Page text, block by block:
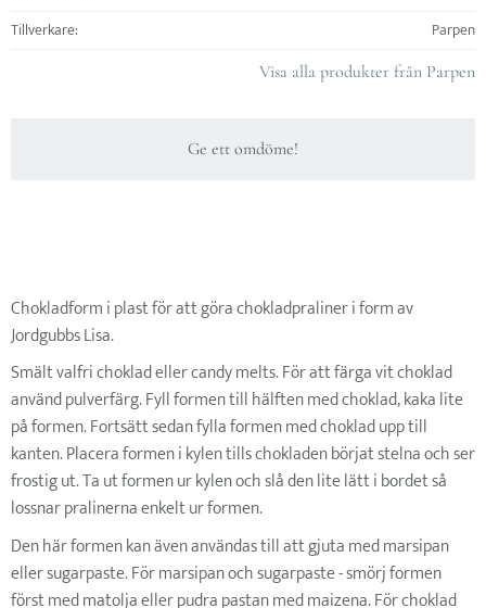
Tillverkare
Parpen
Visa alla produkter från Parpen
Ge ett omdöme!
Chokladform i plast för att göra chokladpraliner i form av
Jordgubbs Lisa.
Smält valfri choklad eller candy melts. För att färga vit choklad
användpulverfärg. Fyll formen till hälften med choklad, kaka lite
på formen. Fortsätt sedan fylla formen med choklad upp till
kanten. Placera formen i kylen tills chokladen börjat stelna och ser
frostig ut. Ta ut formen ur kylen och slå den lite lätt i bordet så
lossnar pralinerna enkelt ur formen.
Den här formen kan även användas till att gjuta med marsipan
eller sugarpaste. För marsipan och sugarpaste - smörj formen
först med matolja eller pudra pastan med maizena. För choklad